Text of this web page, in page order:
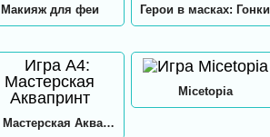
Макияж для феи Герои в масках: Гонки
А4: Мастерская Аквапринт
Micetopia